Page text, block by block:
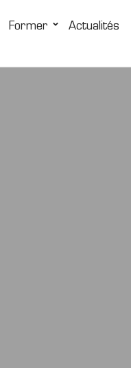
Former Actualités